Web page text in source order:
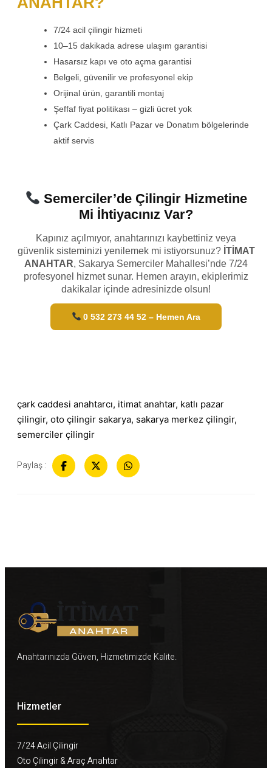
7/24 acil çilingir hizmeti
10–15 dakikada adrese ulaşım garantisi
Hasarsız kapı ve oto açma garantisi
Belgeli, güvenilir ve profesyonel ekip
Orijinal ürün, garantili montaj
Şeffaf fiyat politikası – gizli ücret yok
Çark Caddesi, Katlı Pazar ve Donatım bölgelerinde
aktif servis
Semerciler’de Çilingir Hizmetine
Mi İhtiyacınız Var?
Kapınız açılmıyor, anahtarınızı kaybettiniz veya
güvenlik sisteminizi yenilemek mi istiyorsunuz? İTİMAT
ANAHTAR, Sakarya Semerciler Mahallesi’nde 7/24
profesyonel hizmet sunar. Hemen arayın, ekiplerimiz
dakikalar içinde adresinizde olsun!
0 532 273 44 52 – Hemen Ara
çark caddesi anahtarcı, itimat anahtar, katlı pazar
çilingir, oto çilingir sakarya, sakarya merkez çilingir
semerciler çilingir
Paylaş :
Anahtarınızda Güven, Hizmetimizde Kalite.
Hizmetler
7/24 Acil Çilingir
Oto Çilingir & Araç Anahtar